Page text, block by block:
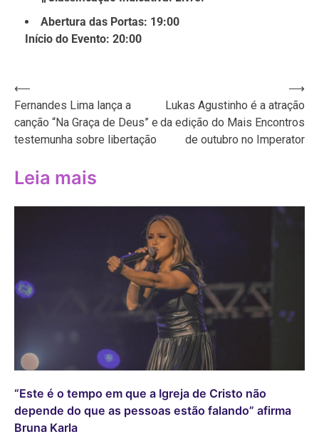
Abertura das Portas: 19:00
Início do Evento: 20:00
Navegação
de
Post
⟵
Fernandes Lima lança a
canção “Na Graça de Deus” e
testemunha sobre libertação
Lukas Agustinho é a atração
da edição do Mais Encontros
de outubro no Imperator
⟶
Leia mais
“Este é o tempo em que a Igreja de Cristo não
depende do que as pessoas estão falando” afirma
Bruna Karla